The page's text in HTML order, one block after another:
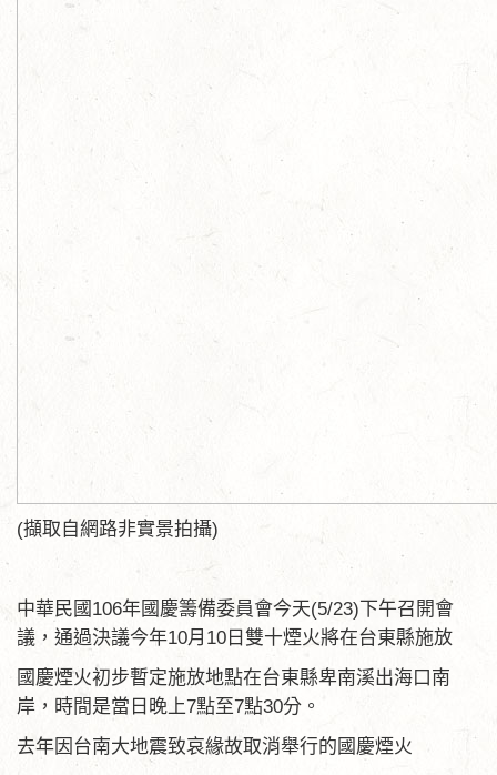
(擷取自網路非實景拍攝)
中華民國106年國慶籌備委員會今天(5/23)下午召開會
議，通過決議今年10月10日雙十煙火將在台東縣施放
國慶煙火初步暫定施放地點在台東縣卑南溪出海口南
岸，時間是當日晚上7點至7點30分。
去年因台南大地震致哀緣故取消舉行的國慶煙火